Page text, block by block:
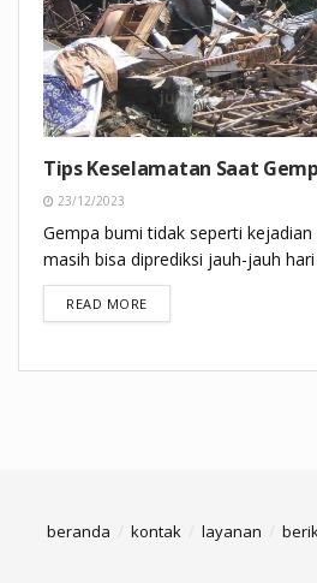
Tips Keselamatan Saat
23/12/2023
Gempa bumi tidak seperti
masih bisa diprediksi jauh-jauh
READ MOREDETAILS
beranda kontak layanan